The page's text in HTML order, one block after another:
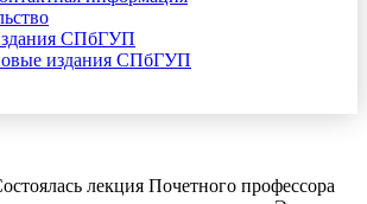
СПбГУП
издания СПбГУП
лекция Почетного профессора